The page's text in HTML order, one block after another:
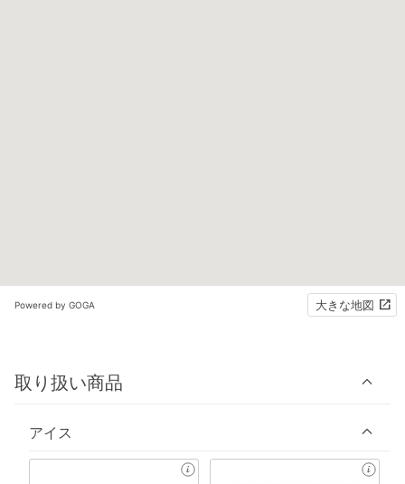
Powered by GOGA 大きな地図
取り扱い商品
アイス